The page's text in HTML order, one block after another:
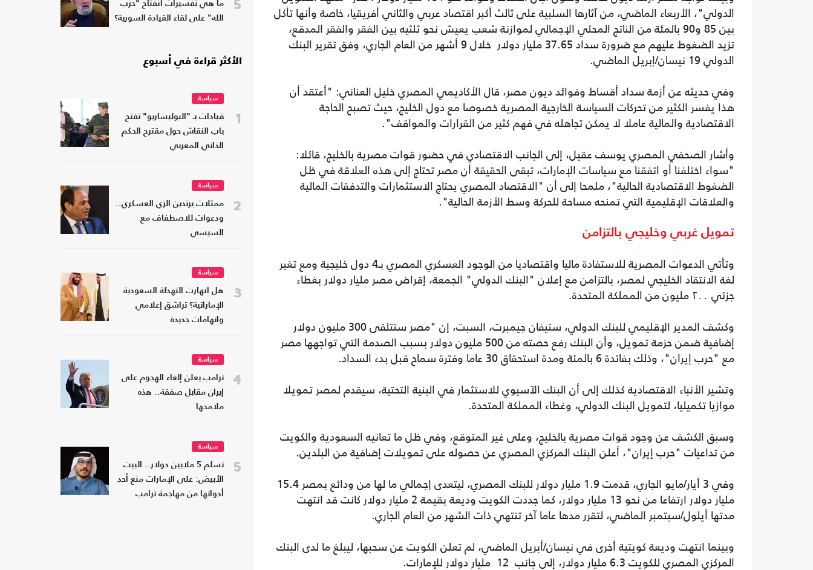
الدولي"، الأربعاء الماضي، من آثارها السلبية على ثالث أكبر اقتصاد عربي والثاني أفريقيا، خاصة وأنها تأكل
بين 85 و90 بالمئة من الناتج المحلي الإجمالي لموازنة شعب يعيش نحو ثلثيه بين الفقر والفقر المدقع،
تزيد الضغوط عليهم مع ضرورة سداد 37.65 مليار دولار خلال 9 أشهر من العام الجاري، وفق تقرير البنك
الدولي 19 نيسان/إبريل الماضي.
وفي حديثه عن أزمة سداد أقساط وفوائد ديون مصر، قال الأكاديمي المصري خليل العناني: "أعتقد أن
هذا يفسر الكثير من تحركات السياسة الخارجية المصرية خصوصا مع دول الخليج، حيث تصبح الحاجة
الاقتصادية والمالية عاملا لا يمكن تجاهله في فهم كثير من القرارات والمواقف".
وأشار الصحفي المصري يوسف عقيل، إلى الجانب الاقتصادي في حضور قوات مصرية بالخليج، قائلا:
"سواء اختلفنا أو اتفقنا مع سياسات الإمارات، تبقى الحقيقة أن مصر تحتاج إلى هذه العلاقة في ظل
الضغوط الاقتصادية الحالية"، ملمحا إلى أن "الاقتصاد المصري يحتاج الاستثمارات والتدفقات المالية
والعلاقات الإقليمية التي تمنحه مساحة للحركة وسط الأزمة الحالية".
تمويل غربي وخليجي بالتزامن
وتأتي الدعوات المصرية للاستفادة ماليا واقتصاديا من الوجود العسكري المصري بـ4 دول خليجية ومع تغير
لغة الانتقاد الخليجي لمصر، بالتزامن مع إعلان "البنك الدولي" الجمعة، إقراض مصر مليار دولار بغطاء
جزئي ٢٠٠ مليون من المملكة المتحدة.
وكشف المدير الإقليمي للبنك الدولي، ستيفان جيمبرت، السبت، إن "مصر ستتلقى 300 مليون دولار
إضافية ضمن حزمة تمويل، وأن البنك رفع حصته من 500 مليون دولار بسبب الصدمة التي تواجهها مصر
مع "حرب إيران"، وذلك بفائدة 6 بالمئة ومدة استحقاق 30 عاما وفترة سماح قبل بدء السداد.
وتشير الأنباء الاقتصادية كذلك إلى أن البنك الآسيوي للاستثمار في البنية التحتية، سيقدم لمصر تمويلا
موازيا تكميليا، لتمويل البنك الدولي، وغطاء المملكة المتحدة.
وسبق الكشف عن وجود قوات مصرية بالخليج، وعلى غير المتوقع، وفي ظل ما تعانيه السعودية والكويت
من تداعيات "حرب إيران"، أعلن البنك المركزي المصري عن حصوله على تمويلات إضافية من البلدين.
وفي 3 أيار/مايو الجاري، قدمت 1.9 مليار دولار للبنك المصري، ليتعدى إجمالي ما لها من ودائع بمصر 15.4
مليار دولار ارتفاعا من نحو 13 مليار دولار، كما جددت الكويت وديعة بقيمة 2 مليار دولار كانت قد انتهت
مدتها أيلول/سبتمبر الماضي، لتقرر مدها عاما آخر تنتهي ذات الشهر من العام الجاري.
وبينما انتهت وديعة كويتية أخرى في نيسان/أبريل الماضي، لم تعلن الكويت عن سحبها، ليبلغ ما لدى البنك
المركزي المصري للكويت 6.3 مليار دولار، إلى جانب 12 مليار دولار للإمارات.
5
ما هي تفسيرات انفتاح "حزب
الله" على لقاء القيادة السورية؟
الأكثر قراءة في أسبوع
1
سياسة
قيادات بـ "البوليساريو" تفتح
باب النقاش حول مقترح الحكم
الذاتي المغربي
2
سياسة
ممثلات يرتدين الزي العسكري..
ودعوات للاصطفاف مع
السيسي
3
سياسة
هل انهارت التهدئة السعودية
الإماراتية؟ تراشق إعلامي
واتهامات جديدة
4
سياسة
ترامب يعلن إلغاء الهجوم على
إيران مقابل صفقة.. هذه
ملامحها
5
سياسة
تسلم 5 ملايين دولار.. البيت
الأبيض: على الإمارات منع أحد
أدواتها من مهاجمة ترامب